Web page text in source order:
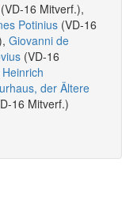
(VD-16 Mitverf.),
Potinius (VD-16
Giovanni de
(VD-16
Heinrich
der Ältere
16 Mitverf.)